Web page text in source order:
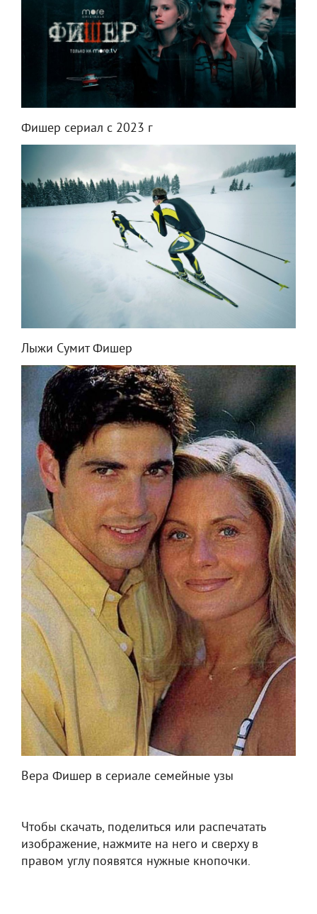
Фишер сериал с 2023 г
Лыжи Сумит Фишер
Вера Фишер в сериале семейные узы
Чтобы скачать, поделиться или распечатать
изображение, нажмите на него и сверху в
правом углу появятся нужные кнопочки.